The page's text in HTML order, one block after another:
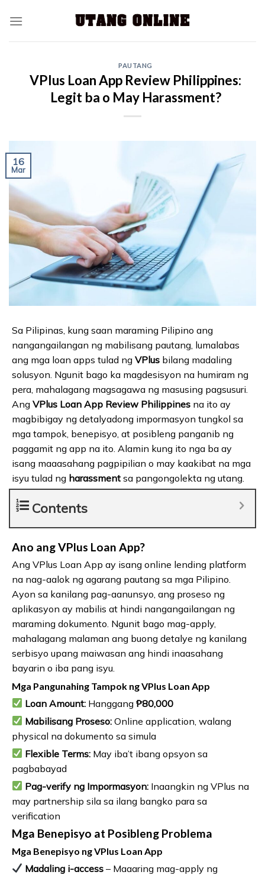
PAUTANG
VPlus Loan App Review Philippines:
Legit ba o May Harassment?
16
Mar
Sa Pilipinas, kung saan maraming Pilipino ang
nangangailangan ng mabilisang pautang, lumalabas
ang mga loan apps tulad ng VPlus bilang madaling
solusyon. Ngunit bago ka magdesisyon na humiram ng
pera, mahalagang magsagawa ng masusing pagsusuri.
Ang VPlus Loan App Review Philippines na ito ay
magbibigay ng detalyadong impormasyon tungkol sa
mga tampok, benepisyo, at posibleng panganib ng
paggamit ng app na ito. Alamin kung ito nga ba ay
isang maaasahang pagpipilian o may kaakibat na mga
isyu tulad ng harassment sa pangongolekta ng utang.
Contents
Ano ang VPlus Loan App?
Ang VPlus Loan App ay isang online lending platform
na nag-aalok ng agarang pautang sa mga Pilipino.
Ayon sa kanilang pag-aanunsyo, ang proseso ng
aplikasyon ay mabilis at hindi nangangailangan ng
maraming dokumento. Ngunit bago mag-apply,
mahalagang malaman ang buong detalye ng kanilang
serbisyo upang maiwasan ang hindi inaasahang
bayarin o iba pang isyu.
Mga Pangunahing Tampok ng VPlus Loan App
Loan Amount: Hanggang₱80,000
Mabilisang Proseso: Online application, walang
physical na dokumento sa simula
Flexible Terms: May iba’t ibang opsyon sa
pagbabayad
Pag-verify ng Impormasyon: Inaangkin ng VPlus na
may partnership sila sa ilang bangko para sa
verification
Mga Benepisyo at Posibleng Problema
Mga Benepisyo ng VPlus Loan App
Madaling i-access – Maaaring mag-apply ng